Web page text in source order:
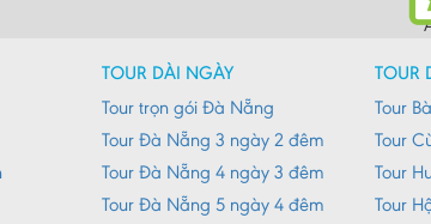
TOUR DÀI NGÀY
Tour trọn gói Đà Nẵng
Tour Đà Nẵng 3 ngày 2 đêm
Tour Đà Nẵng 4 ngày 3 đêm
Tour Đà Nẵng 5 ngày 4 đêm
TOUR
Tour
Tour
Tour
Tour